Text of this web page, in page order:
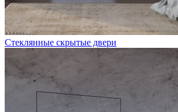
Стеклянные скрытые двери